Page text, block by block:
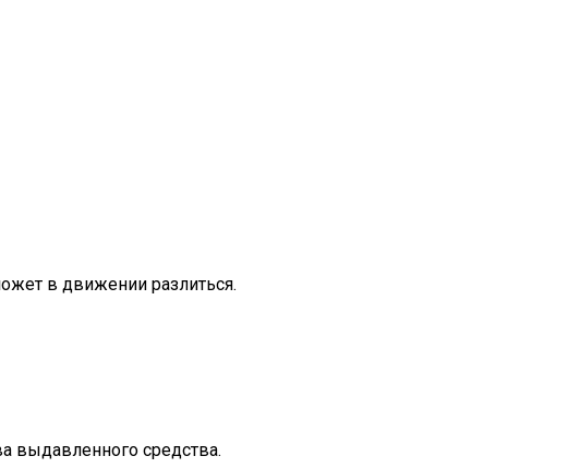
в движении разлиться.
выдавленного средства.